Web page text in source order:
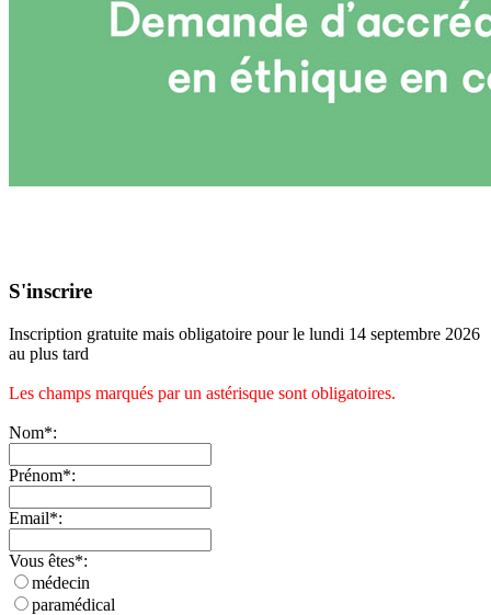
S'inscrire
Inscription gratuite mais obligatoire pour le lundi 14 septembre 2026
au plus tard
Les champs marqués par un astérisque sont obligatoires.
Nom*:
Prénom*:
Email*:
Vous êtes*:
médecin
paramédical